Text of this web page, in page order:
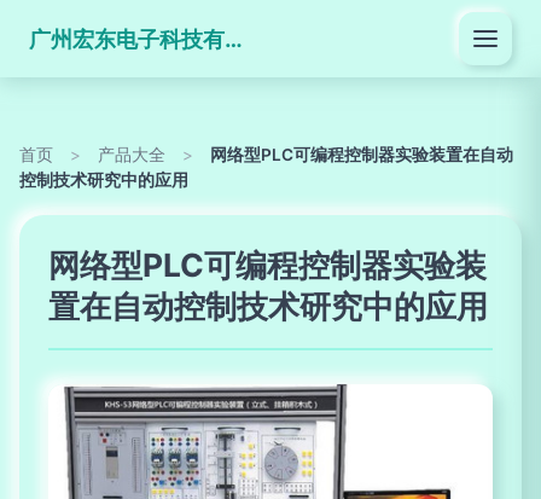
广州宏东电子科技有限公司
首页 > 产品大全 >
网络型PLC可编程控制器实验装置在自动
控制技术研究中的应用
网络型PLC可编程控制器实验装
置在自动控制技术研究中的应用